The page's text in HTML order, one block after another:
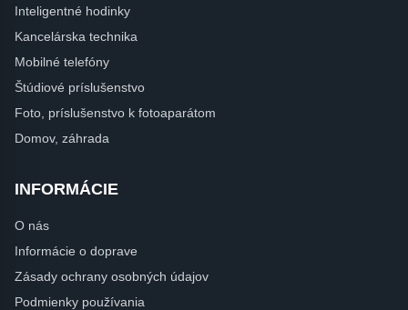
Inteligentné hodinky
Kancelárska technika
Mobilné telefóny
Štúdiové príslušenstvo
Foto, príslušenstvo k fotoaparátom
Domov, záhrada
INFORMÁCIE
O nás
Informácie o doprave
Zásady ochrany osobných údajov
Podmienky používania